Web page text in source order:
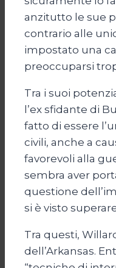
anzitutto le sue
contrario alle
impostato una
preoccuparsi
Tra i suoi
l’ex sfidante di
fatto di essere
civili, anche a
favorevoli alla
sembra aver
questione
si è visto
Tra questi,
dell’Arkansas.